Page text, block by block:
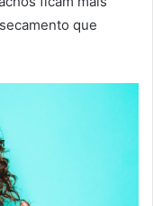
que